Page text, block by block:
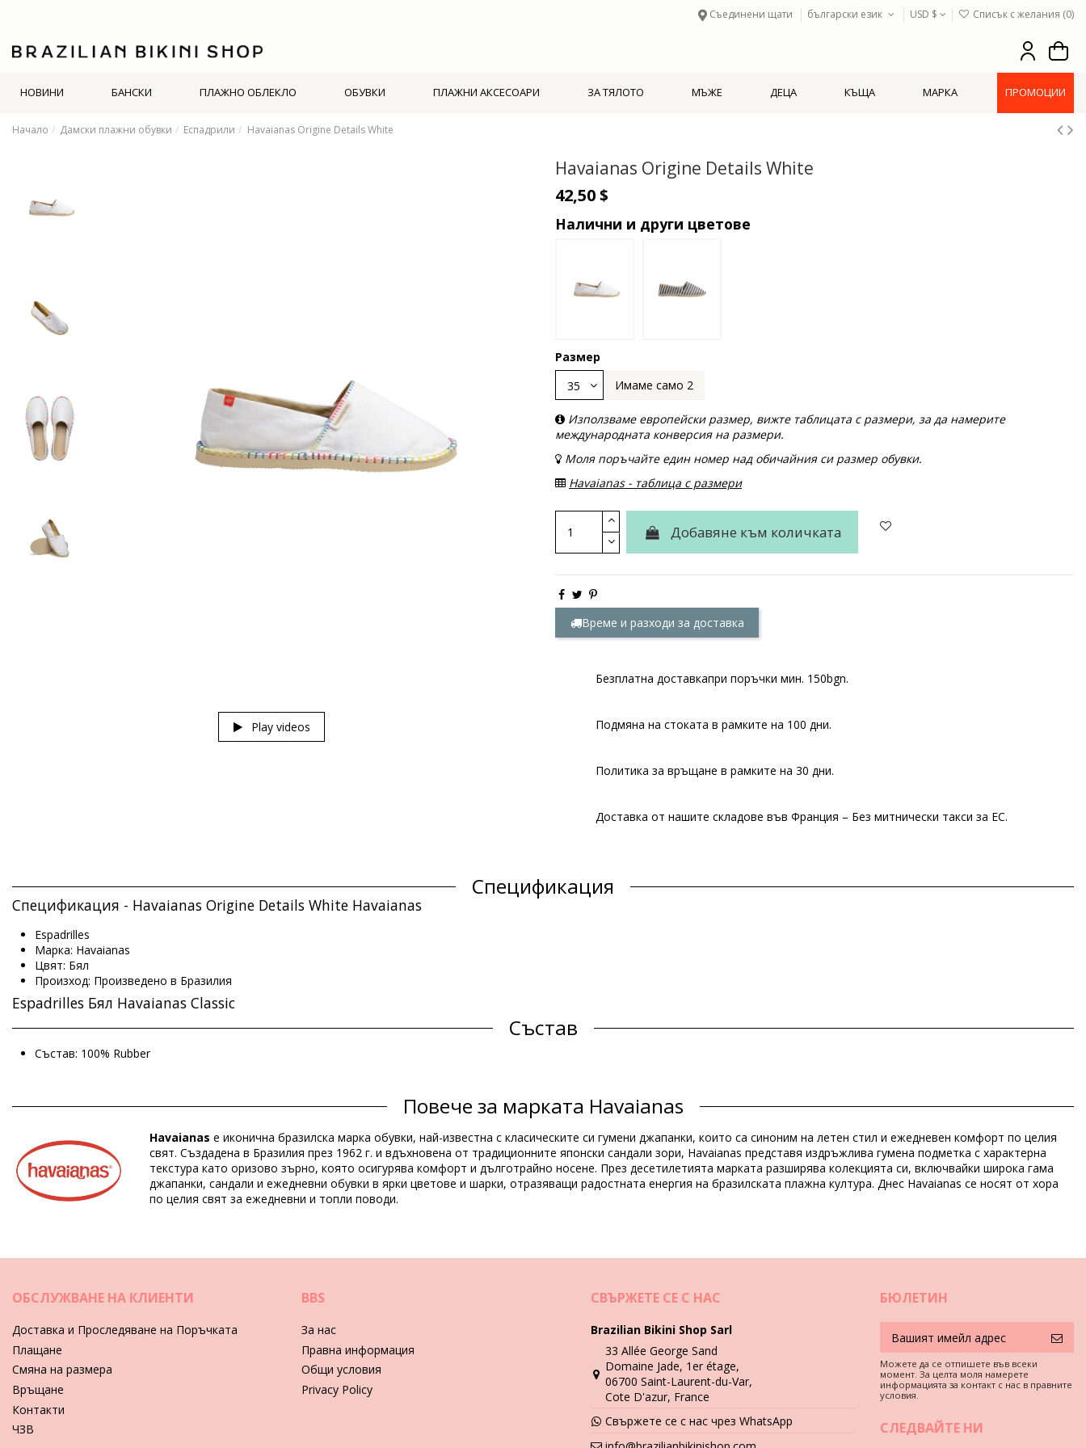
Съединени щати български език USD $ Списък с желания (0)
НОВИНИ БАНСКИ ПЛАЖНО ОБЛЕКЛО ОБУВКИ ПЛАЖНИ АКСЕСОАРИ ЗА ТЯЛОТО МЪЖЕ ДЕЦА КЪЩА МАРКА ПРОМОЦИИ
Начало Дамски плажни обувки Еспадрили Havaianas Origine Details White
Play videos
Havaianas Origine Details White
42,50 $
Налични и други цветове
Размер
Имаме само 2
Използваме европейски размер, вижте таблицата с размери, за да намерите
международната конверсия на размери.
Моля поръчайте eдин номер над обичайния си размер обувки.
Havaianas - таблица с размери
Добавяне към количката
Време и разходи за доставка
Безплатна доставкапри поръчки мин. 150bgn.
Подмяна на стоката в рамките на 100 дни.
Политика за връщане в рамките на 30 дни.
Доставка от нашите складове във Франция – Без митнически такси за ЕС.
Спецификация
Спецификация - Havaianas Origine Details White Havaianas
Espadrilles
Марка: Havaianas
Цвят: Бял
Произход: Произведено в Бразилия
Espadrilles Бял Havaianas Classic
Състав
Състав: 100% Rubber
Отдел: Unisex, Espadrilles
HS CODE: 6402.99.3165
SKU: 193452000103
EAN: 35 (7891266550346), 36 (7891266550360), 37 (7891266550377), 38 (7891266550384), 39 (7891266550391), 40 (7891266550407), 41 (7891266550414), 42 (7891266550421)
Справка за доставчик: 41318520001
Тегло: 600g / 1.32lb / 21.16oz
Инструкции за грижа за: Havaianas Havaianas Origine Details White
Пригответе смес от вода и перилен препарат.
Използвайте четка за зъби за подметките и парцал за горната част.
Избършете еспадрилите с парцал, навлажнен с чиста вода, и ги оставете да съхнат.
Видео Espadrilles Havaianas Origine Details White Havaianas
Повече за марката Havaianas
Havaianas е иконична бразилска марка обувки, най-известна с класическите си гумени джапанки, които са синоним на летен стил и ежедневен комфорт по целия
свят. Създадена в Бразилия през 1962 г. и вдъхновена от традиционните японски сандали зори, Havaianas представя издръжлива гумена подметка с характерна
текстура като оризово зърно, която осигурява комфорт и дълготрайно носене. През десетилетията марката разширява колекцията си, включвайки широка гама
джапанки, сандали и ежедневни обувки в ярки цветове и шарки, отразяващи радостната енергия на бразилската плажна култура. Днес Havaianas се носят от хора
по целия свят за ежедневни и топли поводи.
ОБСЛУЖВАНЕ НА КЛИЕНТИ
Доставка и Проследяване на Поръчката
Плащане
Смяна на размера
Връщане
Контакти
ЧЗВ
BBS
За нас
Правна информация
Общи условия
Privacy Policy
СВЪРЖЕТЕ СЕ С НАС
Brazilian Bikini Shop Sarl
33 Allée George Sand
Domaine Jade, 1er étage,
06700 Saint-Laurent-du-Var,
Cote D'azur, France
Свържете се с нас чрез WhatsApp
БЮЛЕТИН
Можете да се отпишете във всеки
момент. За целта моля намерете
информацията за контакт с нас в правните
условия.
СЛЕДВАЙТЕ НИ